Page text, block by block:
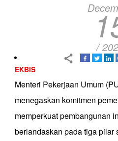
/
EKBIS
Menteri Pekerjaan Umum
menegaskan komitmen
memperkuat pembangunan
berlandaskan pada tiga pilar